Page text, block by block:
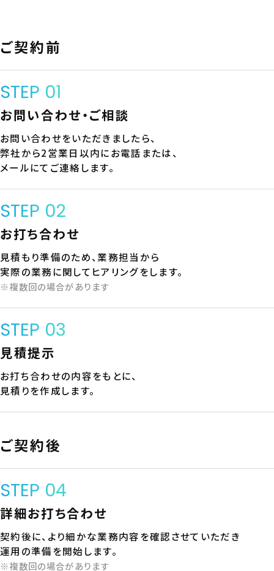
ご契約前
STEP 01
お問い合わせ・ご相談
お問い合わせをいただきましたら、
弊社から2営業日以内にお電話または、
メールにてご連絡します。
STEP 02
お打ち合わせ
見積もり準備のため、業務担当から
実際の業務に関してヒアリングをします。
※複数回の場合があります
STEP 03
見積提示
お打ち合わせの内容をもとに、
見積りを作成します。
ご契約後
STEP 04
詳細お打ち合わせ
契約後に、より細かな業務内容を確認させていただき
運用の準備を開始します。
※複数回の場合があります